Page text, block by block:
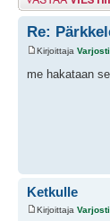
Re:
Kirjoittaja
me hakataan
Ketkulle
Kirjoittaja